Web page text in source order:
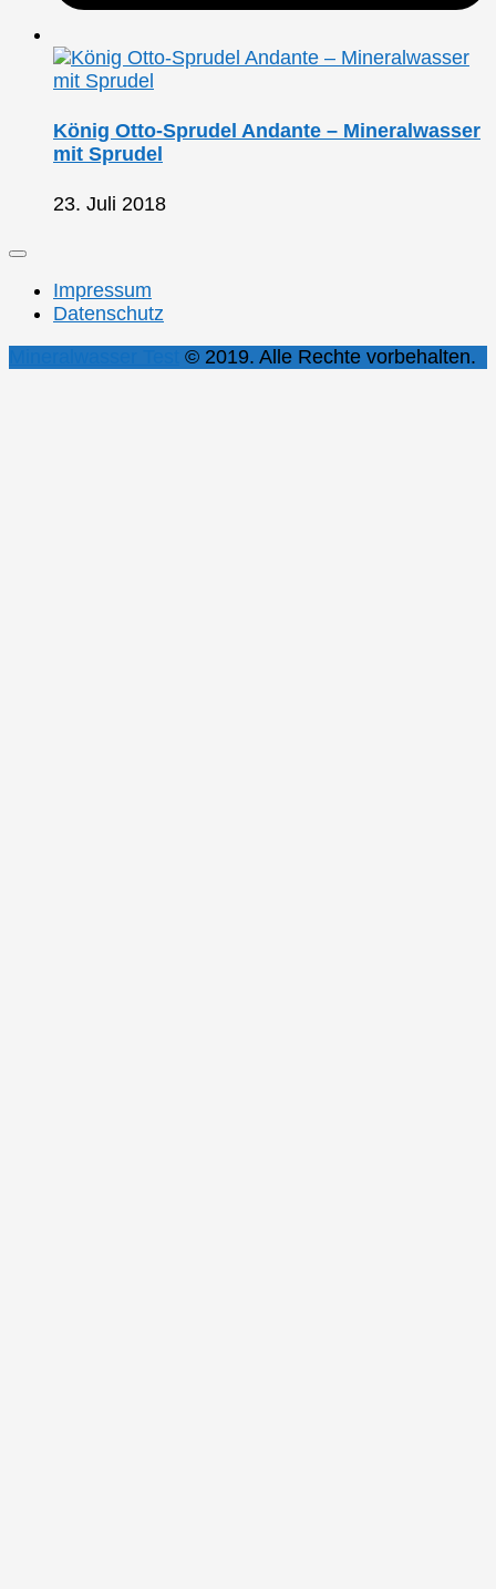
König Otto-Sprudel Andante – Mineralwasser
mit Sprudel
23. Juli 2018
Impressum
Datenschutz
© 2019. Alle Rechte vorbehalten.